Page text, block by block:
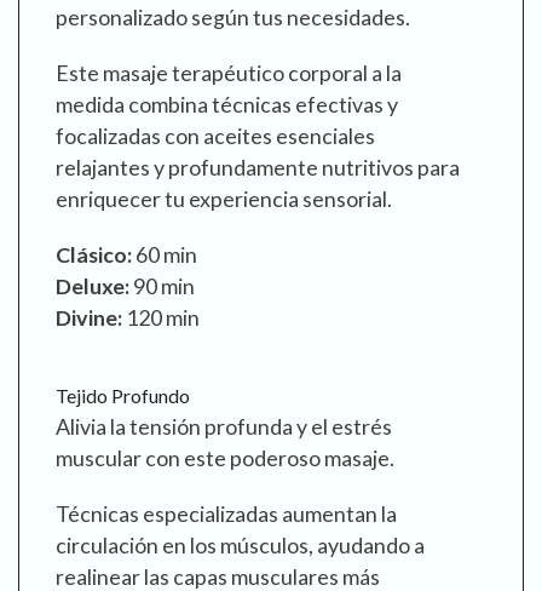
personalizado según tus necesidades.
Este masaje terapéutico corporal a la
medida combina técnicas efectivas y
focalizadas con aceites esenciales
relajantes y profundamente nutritivos para
enriquecer tu experiencia sensorial.
Clásico:60 min
Deluxe:90 min
Divine: 120 min
Tejido Profundo
Alivia la tensión profunda y el estrés
muscular con este poderoso masaje.
Técnicas especializadas aumentan la
circulación en los músculos, ayudando a
realinear las capas musculares más